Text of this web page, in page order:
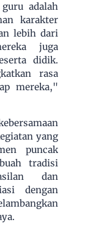
adalah
karakter
lebih dari
juga
didik.
rasa
mereka,"
yang
puncak
tradisi
dan
dengan